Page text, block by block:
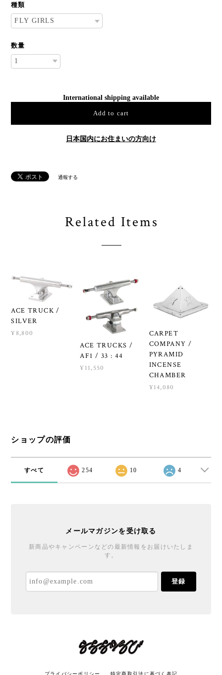
種類
数量
International shipping available
Add to cart
日本国内にお住まいの方向け
通報する
Related Items
ACE TRUCK /
SILVER
¥8,800
ACE TRUCKS /
AF1 / 33 : 44
¥11,550
CARPET
COMPANY /
PYRAMID
INCENSE
CHAMBER
¥14,080
ショップの評価
すべて 254 10 4
メールマガジンを受け取る
新商品やキャンペーンなどの最新情報をお届けいたしま
す。
登録